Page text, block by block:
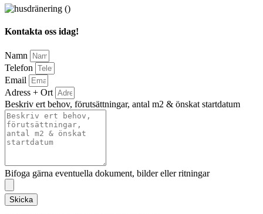
Kontakta oss idag!
Namn
Telefon
Email
Adress + Ort
Beskriv ert behov, förutsättningar, antal m2 & önskat startdatum
Bifoga gärna eventuella dokument, bilder eller ritningar
Skicka